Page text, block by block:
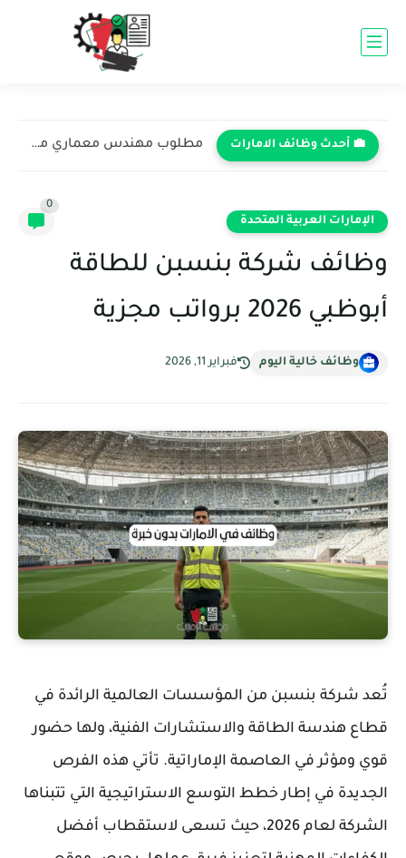
💼 أحدث وظائف الامارات مطلوب مهندس معماري مبتدئ في شركة دبي للاستشارات الهندسية -...
الإمارات العربية المتحدة
0
وظائف شركة بنسبن للطاقة
أبوظبي 2026 برواتب مجزية
وظائف خالية اليوم فبراير 11, 2026
تُعد شركة بنسبن من المؤسسات العالمية الرائدة في
قطاع هندسة الطاقة والاستشارات الفنية، ولها حضور
قوي ومؤثر في العاصمة الإماراتية. تأتي هذه الفرص
الجديدة في إطار خطط التوسع الاستراتيجية التي تتبناها
الشركة لعام 2026، حيث تسعى لاستقطاب أفضل